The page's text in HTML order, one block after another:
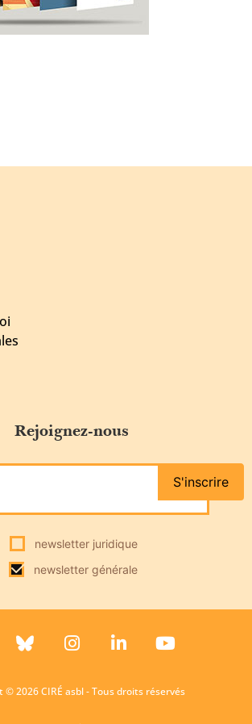
Rejoignez-nous
newsletter juridique
newsletter générale
S'inscrire
© 2026 CIRÉ asbl - Tous droits réservés